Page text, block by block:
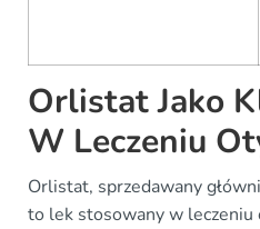
Orlistat Jako
W Leczeniu
Orlistat, sprzedawany
to lek stosowany w leczeniu